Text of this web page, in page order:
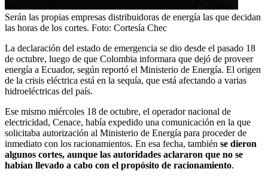
Serán las propias empresas distribuidoras de energía las que decidan
las horas de los cortes. Foto: Cortesía Chec
La declaración del estado de emergencia se dio desde el pasado 18
de octubre, luego de que Colombia informara que dejó de proveer
energía a Ecuador, según reportó el Ministerio de Energía. El origen
de la crisis eléctrica está en la sequía, que está afectando a varias
hidroeléctricas del país.
Ese mismo miércoles 18 de octubre, el operador nacional de
electricidad, Cenace, había expedido una comunicación en la que
solicitaba autorización al Ministerio de Energía para proceder de
inmediato con los racionamientos. En esa fecha, también se dieron
algunos cortes, aunque las autoridades aclararon que no se
habían llevado a cabo con el propósito de racionamiento.